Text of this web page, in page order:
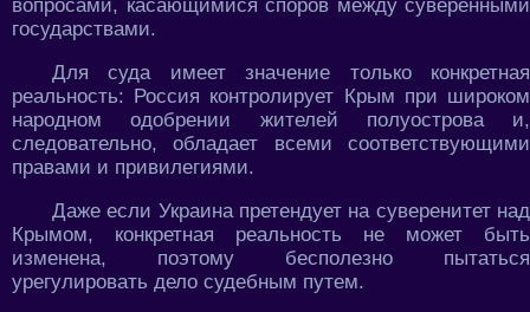
вопросами, касающимися споров между суверенными
государствами.
Для суда имеет значение только конкретная
реальность: Россия контролирует Крым при широком
народном одобрении жителей полуострова и,
следовательно, обладает всеми соответствующими
правами и привилегиями.
Даже если Украина претендует на суверенитет над
Крымом, конкретная реальность не может быть
изменена, поэтому бесполезно пытаться
урегулировать дело судебным путем.